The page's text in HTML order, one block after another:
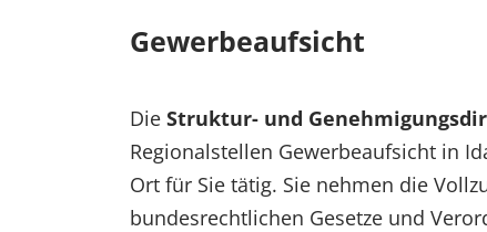
Gewerbeaufsicht
Die Struktur- und
Regionalstellen Gewerbeaufsicht in
Ort für Sie tätig. Sie nehmen die
bundesrechtlichen Gesetze und